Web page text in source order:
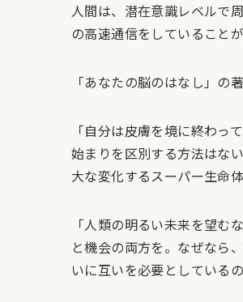
人間は、潜在意識レベルで
の高速通信をしていること
「あなたの脳のはなし」の
「自分は皮膚を境に終わっ
始まりを区別する方法はな
大な変化するスーパー生命
「人類の明るい未来を望
と機会の両方を。なぜなら
いに互いを必要としているの